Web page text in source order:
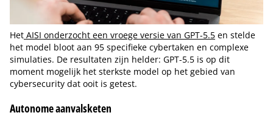
Het AISI onderzocht een vroege versie van GPT-5.5 en stelde
het model bloot aan 95 specifieke cybertaken en complexe
simulaties. De resultaten zijn helder: GPT-5.5 is op dit
moment mogelijk het sterkste model op het gebied van
cybersecurity dat ooit is getest.
Autonome aanvalsketen